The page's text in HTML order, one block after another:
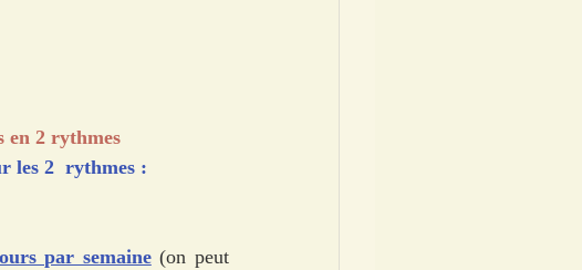
en 2 rythmes
les 2  rythmes :
par semaine (on peut